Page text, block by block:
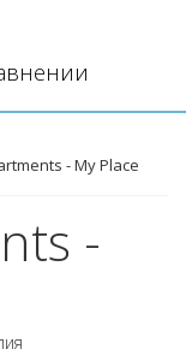
- My Place
-